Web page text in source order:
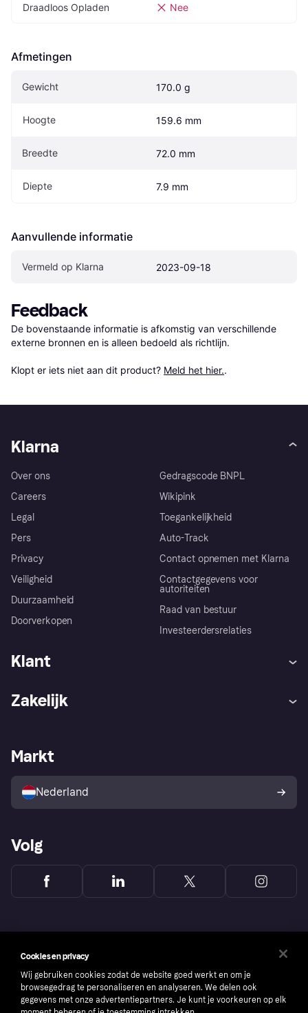
Draadloos Opladen Nee
Afmetingen
Gewicht 170.0 g
Hoogte 159.6 mm
Breedte 72.0 mm
Diepte 7.9 mm
Aanvullende informatie
Vermeld op Klarna 2023-09-18
Feedback
De bovenstaande informatie is afkomstig van verschillende
externe bronnen en is alleen bedoeld als richtlijn.
Klopt er iets niet aan dit product? Meld het hier..
Klarna
Over ons
Careers
Legal
Pers
Privacy
Veiligheid
Duurzaamheid
Doorverkopen
Gedragscode BNPL
Wikipink
Toegankelijkheid
Auto-Track
Contact opnemen met Klarna
Contactgegevens voor
autoriteiten
Raad van bestuur
Investeerdersrelaties
Klant
Winkeloverzicht
Kopersbescherming voor
consumenten
Zakelijk
Zakelijke login
Markt
Nederland
Volg
Cookies en privacy
Wij gebruiken cookies zodat de website goed werkt en om je
browsegedrag te personaliseren en analyseren. We delen ook
gegevens met onze advertentiepartners. Je kunt je voorkeuren op elk